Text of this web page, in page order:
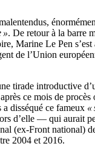
». De retour à la barre
Marine Le Pen
de l’Union
tirade introductive
ce mois de
disséqué ce fameux «
d’elle — qui aurait
(ex-Front national)
2004 et 2016.